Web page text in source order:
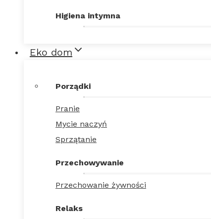
Higiena intymna
Eko dom
Porządki
Pranie
Mycie naczyń
Sprzątanie
Przechowywanie
Przechowanie żywności
Relaks